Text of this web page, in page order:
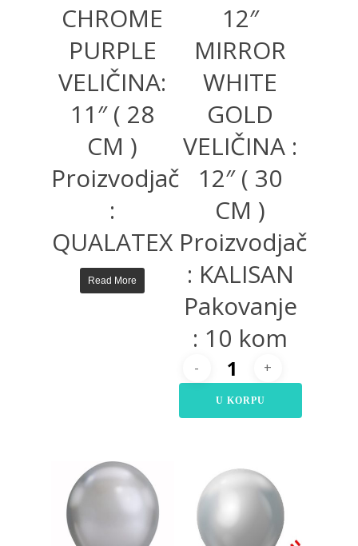
CHROME
PURPLE
VELIČINA:
11″ ( 28
CM )
Proizvodjač
:
QUALATEX
Read More
12″
MIRROR
WHITE
GOLD
VELIČINA :
12″ ( 30
CM )
Proizvodjač
: KALISAN
Pakovanje
: 10 kom
U KORPU
400,00RSD
875,00
RSD
400,00 RSD